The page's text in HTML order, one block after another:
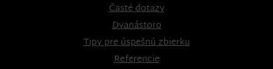
Časté dotazy
Dvanástoro
Tipy pre úspešnú zbierku
Referencie